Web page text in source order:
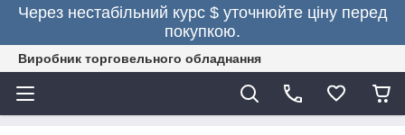
Через нестабільний курс $ уточнюйте ціну перед
покупкою.
Виробник торговельного обладнання